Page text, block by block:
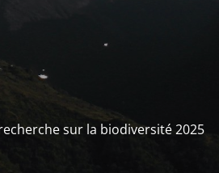
sur la biodiversité 2025